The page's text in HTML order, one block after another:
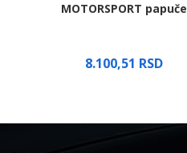
MOTORSPORT papuče
8.100,51 RSD